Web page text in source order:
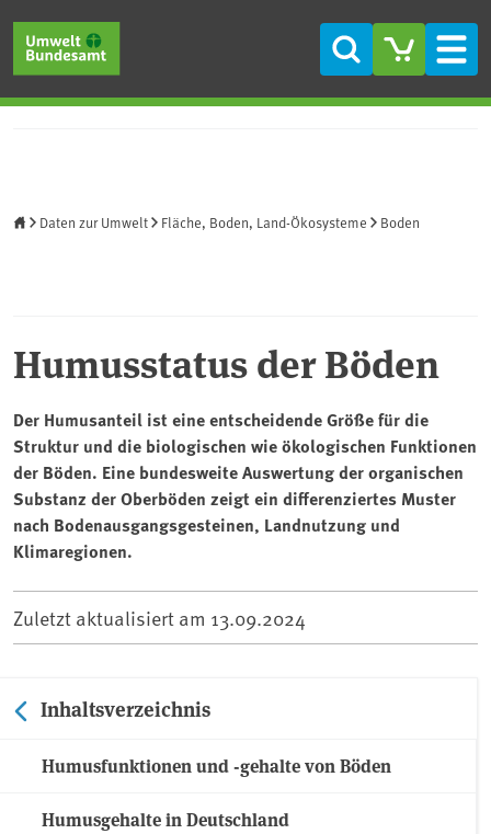
Suche
Daten zur Umwelt Fläche, Boden, Land-Ökosysteme Boden
Humusstatus der Böden
Der Humusanteil ist eine entscheidende Größe für die
Struktur und die biologischen wie ökologischen Funktionen
der Böden. Eine bundesweite Auswertung der organischen
Substanz der Oberböden zeigt ein differenziertes Muster
nach Bodenausgangsgesteinen, Landnutzung und
Klimaregionen.
Zuletzt aktualisiert am 13.09.2024
Inhaltsverzeichnis
Humusfunktionen und -gehalte von Böden
Humusgehalte in Deutschland